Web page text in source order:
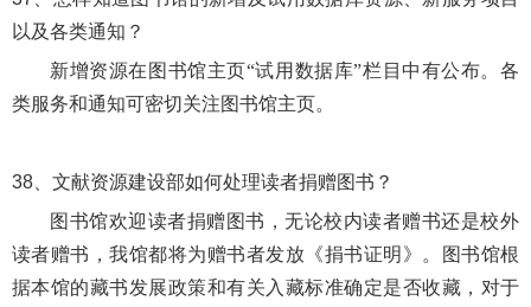
以及各类通知？
新增资源在图书馆主页“试用数据库”栏目中有公布。各
类服务和通知可密切关注图书馆主页。
38、 文献资源建设部如何处理读者捐赠图书？
图书馆欢迎读者捐赠图书，无论校内读者赠书还是校外
读者赠书，我馆都将为赠书者发放《捐书证明》。图书馆根
据本馆的藏书发展政策和有关入藏标准确定是否收藏， 对于